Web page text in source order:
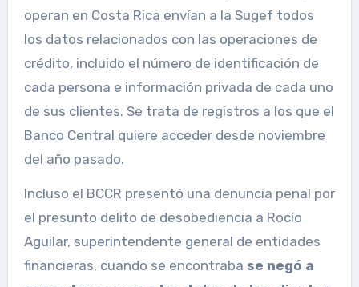
operan en Costa Rica envían a la Sugef todos
los datos relacionados con las operaciones de
crédito, incluido el número de identificación de
cada persona e información privada de cada uno
de sus clientes. Se trata de registros a los que el
Banco Central quiere acceder desde noviembre
del año pasado.
Incluso el BCCR presentó una denuncia penal por
el presunto delito de desobediencia a Rocío
Aguilar, superintendente general de entidades
financieras, cuando se encontraba se negó a